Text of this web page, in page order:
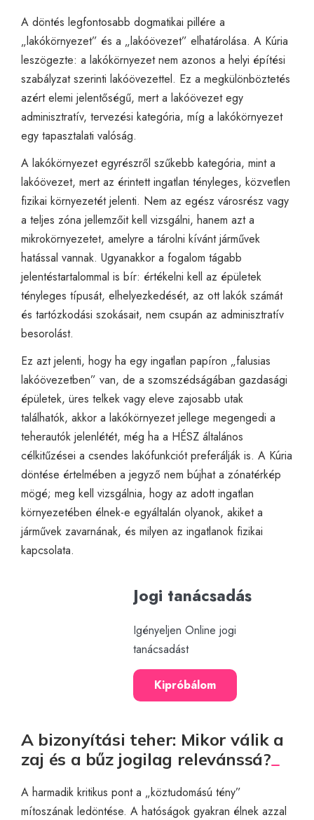
A döntés legfontosabb dogmatikai pillére a
„lakókörnyezet” és a „lakóövezet” elhatárolása. A Kúria
leszögezte: a lakókörnyezet nem azonos a helyi építési
szabályzat szerinti lakóövezettel. Ez a megkülönböztetés
azért elemi jelentőségű, mert a lakóövezet egy
adminisztratív, tervezési kategória, míg a lakókörnyezet
egy tapasztalati valóság.
A lakókörnyezet egyrészről szűkebb kategória, mint a
lakóövezet, mert az érintett ingatlan tényleges, közvetlen
fizikai környezetét jelenti. Nem az egész városrész vagy
a teljes zóna jellemzőit kell vizsgálni, hanem azt a
mikrokörnyezetet, amelyre a tárolni kívánt járművek
hatással vannak. Ugyanakkor a fogalom tágabb
jelentéstartalommal is bír: értékelni kell az épületek
tényleges típusát, elhelyezkedését, az ott lakók számát
és tartózkodási szokásait, nem csupán az adminisztratív
besorolást.
Ez azt jelenti, hogy ha egy ingatlan papíron „falusias
lakóövezetben” van, de a szomszédságában gazdasági
épületek, üres telkek vagy eleve zajosabb utak
találhatók, akkor a lakókörnyezet jellege megengedi a
teherautók jelenlétét, még ha a HÉSZ általános
célkitűzései a csendes lakófunkciót preferálják is. A Kúria
döntése értelmében a jegyző nem bújhat a zónatérkép
mögé; meg kell vizsgálnia, hogy az adott ingatlan
környezetében élnek-e egyáltalán olyanok, akiket a
járművek zavarnának, és milyen az ingatlanok fizikai
kapcsolata.
Jogi tanácsadás
Igényeljen Online jogi
tanácsadást
Kipróbálom
A bizonyítási teher: Mikor válik a
zaj és a bűz jogilag relevánssá?
A harmadik kritikus pont a „köztudomású tény”
mítoszának ledöntése. A hatóságok gyakran élnek azzal